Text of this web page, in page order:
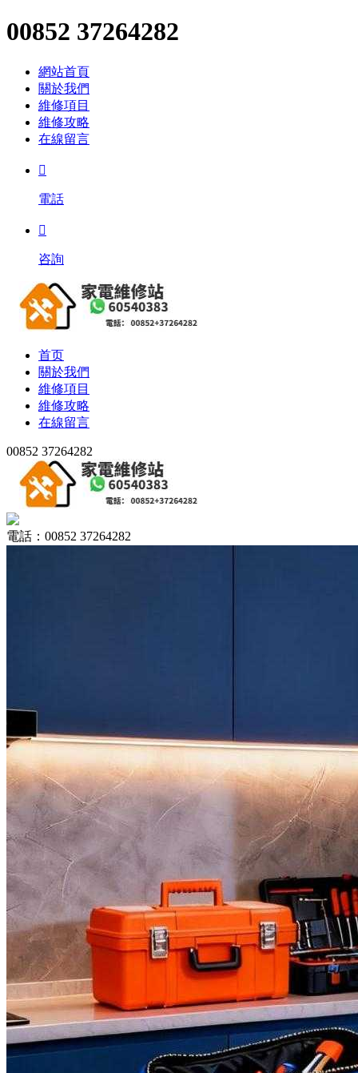
00852 37264282
網站首頁
關於我們
維修項目
維修攻略
在線留言

電話

咨詢
首页
關於我們
維修項目
維修攻略
在線留言
00852 37264282
電話：00852 37264282